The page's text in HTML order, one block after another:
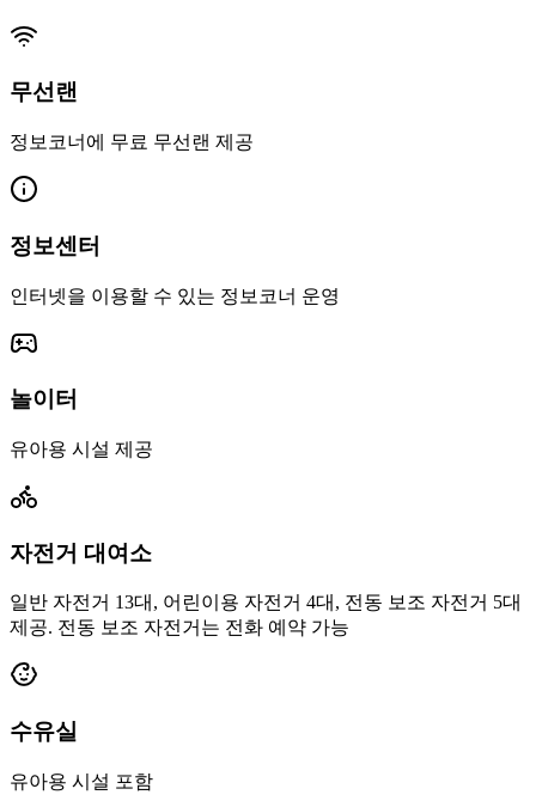
무선랜
정보코너에 무료 무선랜 제공
정보센터
인터넷을 이용할 수 있는 정보코너 운영
놀이터
유아용 시설 제공
자전거 대여소
일반 자전거 13대, 어린이용 자전거 4대, 전동 보조 자전거 5대
제공. 전동 보조 자전거는 전화 예약 가능
수유실
유아용 시설 포함